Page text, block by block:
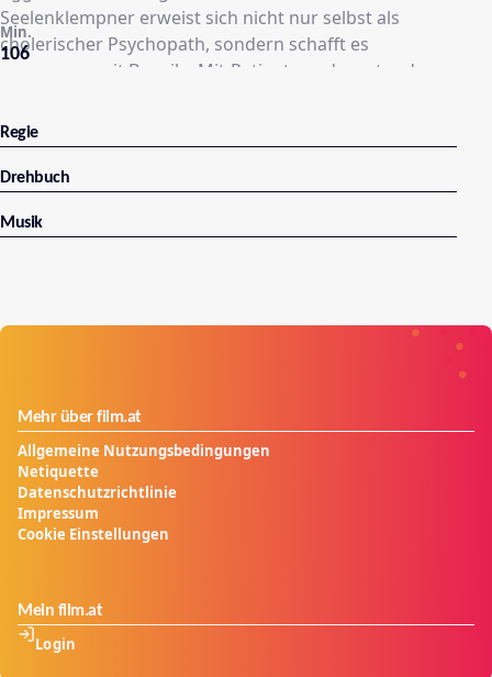
Seelenklempner erweist sich nicht nur selbst als
cholerischer Psychopath, sondern schafft es
zusammen mit Buzniks Mit-Patienten - darunter der
dessen Leben sowie die vormals wunderbare
Beziehung zu Linda in einen Trümmerhaufen zu
verwandeln.
106
Min.
Regie
Drehbuch
Musik
Mehr über film.at
Allgemeine Nutzungsbedingungen
Netiquette
Datenschutzrichtlinie
Impressum
Cookie Einstellungen
Mein film.at
Login